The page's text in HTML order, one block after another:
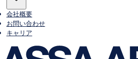
会社概要
お問い合わせ
キャリア